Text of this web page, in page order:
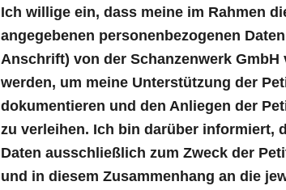
Ich willige ein, dass meine im Rahmen
angegebenen personenbezogenen
Anschrift) von der Schanzenwerk GmbH
werden, um meine Unterstützung der
dokumentieren und den Anliegen der
zu verleihen. Ich bin darüber informiert,
Daten ausschließlich zum Zweck der
und in diesem Zusammenhang an die